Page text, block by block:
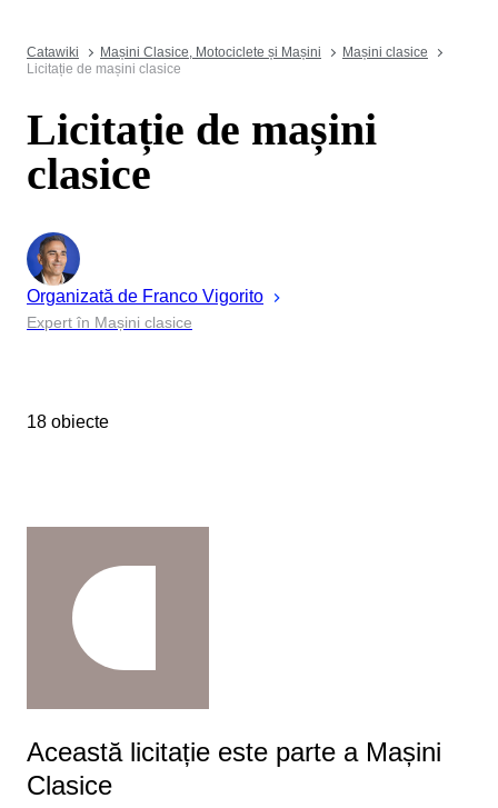
Catawiki Mașini Clasice, Motociclete și Mașini
Mașini clasice
Licitație de mașini clasice
Licitație de mașini
clasice
Organizată de Franco Vigorito
Expert în Mașini clasice
18 obiecte
Această licitație este parte a Mașini
Clasice